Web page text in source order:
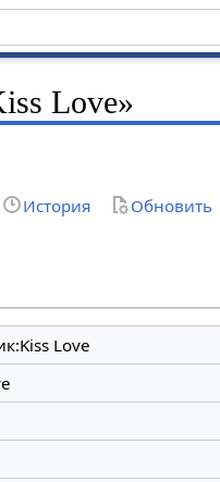
Love»
История Обновить
Love